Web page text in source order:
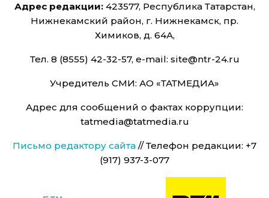
Адрес редакции:423577, Республика Татарстан,
Нижнекамский район, г. Нижнекамск, пр.
Химиков, д. 64А,
Тел. 8 (8555) 42-32-57, e-mail: site@ntr-24.ru
Учредитель СМИ: АО «ТАТМЕДИА»
Адрес для сообщений о фактах коррупции:
tatmedia@tatmedia.ru
Письмо редактору сайта // Телефон редакции: +7
(917) 937-3-077